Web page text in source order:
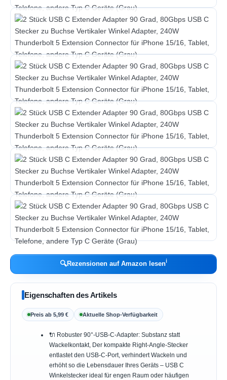
🔍Rezensionen auf Amazon lesenℹ︎
Eigenschaften des Artikels
Preis ab 5,99 € Aktuelle Shop-Verfügbarkeit
🔌 Robuster 90°-USB‑C‑Adapter: Substanz statt
Wackelkontakt, Der kompakte Right‑Angle‑Stecker
entlastet den USB‑C-Port, verhindert Wackeln und
erhöht so die Lebensdauer Ihres Geräts – USB C
Winkelstecker ideal für engen Raum oder häufigen